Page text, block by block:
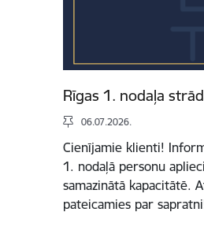
Rīgas 1. nodaļa
06.07.2026.
Cienījamie klienti!
1. nodaļā personu
samazinātā kapacitātē.
pateicamies par